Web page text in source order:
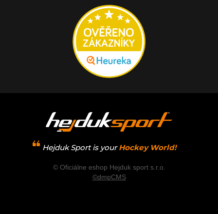
Hejduk Sport is your Hockey World!
© Oficiálne eshop Hejduk sport s.r.o.
©dmpCMS